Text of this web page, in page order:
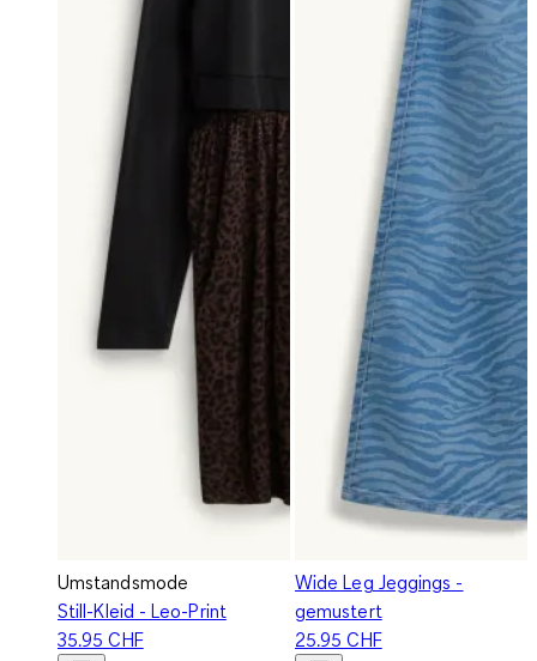
Umstandsmode
Still-Kleid - Leo-Print
35.95 CHF
Wide Leg Jeggings -
gemustert
25.95 CHF